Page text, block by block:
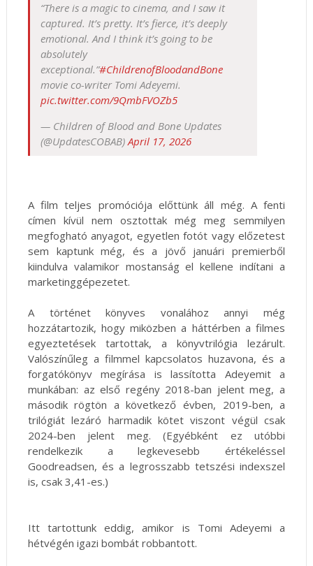
“There is a magic to cinema, and I saw it
captured. It’s pretty. It’s fierce, it’s deeply
emotional. And I think it’s going to be
absolutely
exceptional.”#ChildrenofBloodandBone
movie co-writer Tomi Adeyemi.
pic.twitter.com/9QmbFVOZb5
— Children of Blood and Bone Updates
(@UpdatesCOBAB)April 17, 2026
A film teljes promóciója előttünk áll még. A fenti
címen kívül nem osztottak még meg semmilyen
megfogható anyagot, egyetlen fotót vagy előzetest
sem kaptunk még, és a jövő januári premierből
kiindulva valamikor mostanság el kellene indítani a
marketinggépezetet.
A történet könyves vonalához annyi még
hozzátartozik, hogy miközben a háttérben a filmes
egyeztetések tartottak, a könyvtrilógia lezárult.
Valószínűleg a filmmel kapcsolatos huzavona, és a
forgatókönyv megírása is lassította Adeyemit a
munkában: az első regény 2018-ban jelent meg, a
második rögtön a következő évben, 2019-ben, a
trilógiát lezáró harmadik kötet viszont végül csak
2024-ben jelent meg. (Egyébként ez utóbbi
rendelkezik a legkevesebb értékeléssel
Goodreadsen, és a legrosszabb tetszési indexszel
is, csak 3,41-es.)
Itt tartottunk eddig, amikor is Tomi Adeyemi a
hétvégén igazi bombát robbantott.